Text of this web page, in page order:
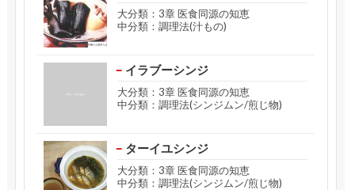
大分類：3章 医食同源の知恵
中分類：調理法(汁もの)
イラブーシンジ
大分類：3章 医食同源の知恵
中分類：調理法(シンジムン/煎じ物)
ターイユシンジ
大分類：3章 医食同源の知恵
中分類：調理法(シンジムン/煎じ物)